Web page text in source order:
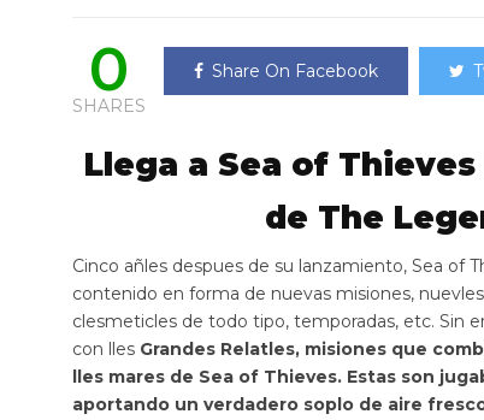
0
SHARES
Share On Facebook
Llega a Sea of
de The
Cinco añles despues de su lanzamiento, Sea of
contenido en forma de nuevas misiones,
clesmeticles de todo tipo, temporadas, etc. Sin
con lles Grandes Relatles, misiones que
lles mares de Sea of Thieves. Estas son
aportando un verdadero soplo de aire